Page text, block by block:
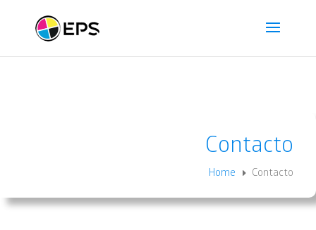
Contacto
Home E Contacto